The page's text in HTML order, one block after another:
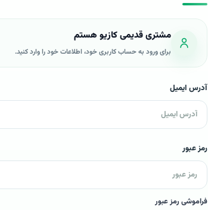
مشتری قدیمی کازیو هستم
برای ورود به حساب کاربری خود، اطلاعات خود را وارد کنید.
آدرس ایمیل
رمز عبور
فراموشی رمز عبور